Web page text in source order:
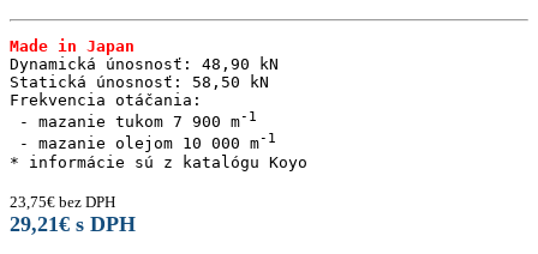
Made in Japan
Dynamická únosnosť: 48,90 kN
Statická únosnosť: 58,50 kN
Frekvencia otáčania:
- mazanie tukom 7 900 m
- mazanie olejom 10 000 m
23,75€ bez DPH
29,21€ s DPH